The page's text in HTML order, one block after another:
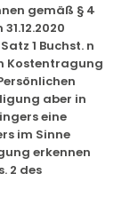
gemäß § 4
1 Buchst. n
Kostentragung
aber in
eine
im Sinne
erkennen
2 des